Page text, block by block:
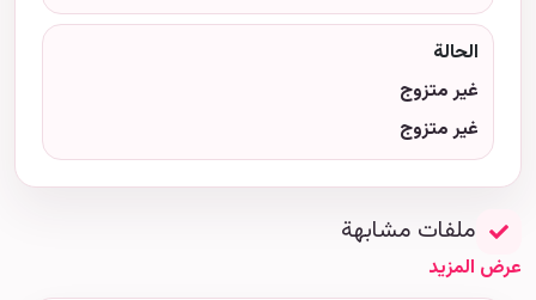
الحالة
غير متزوج
غير متزوج
ملفات مشابهة
عرض المزيد